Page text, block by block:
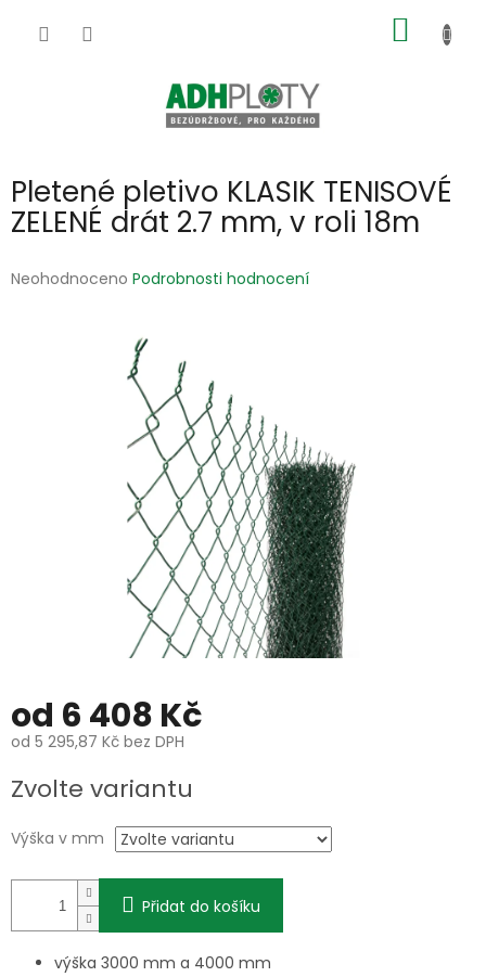
KOŠÍK
Pletené pletivo KLASIK TENISOVÉ
ZELENÉ drát 2.7 mm, v roli 18m
Průměrné
Neohodnoceno Podrobnosti hodnocení
od 6 408 Kč
od 5 295,87 Kč bez DPH
cena:
Zvolte variantu
Výška v mm
Přidat do košíku
výška 3000 mm a 4000 mm